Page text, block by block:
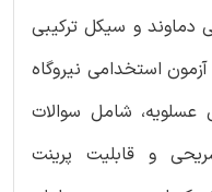
دماوند و سیکل ترکیبی
استخدامی نیروگاه
عسلویه، شامل سوالات
و قابلیت پرینت